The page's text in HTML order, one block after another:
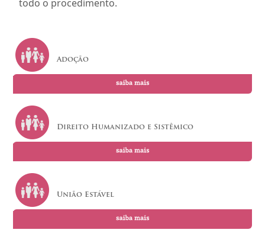
todo o procedimento.
Adoção
Direito Humanizado e Sistêmico
União Estável